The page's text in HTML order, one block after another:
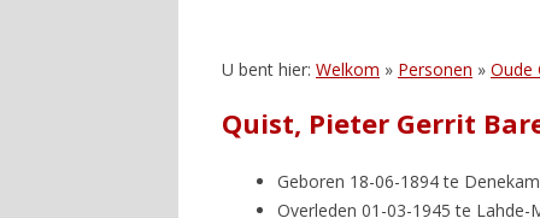
UNTO GOD’
U bent hier: Welkom » Personen » Oude
Quist, Pieter Gerrit
Geboren 18-06-1894 te
Overleden 01-03-1945 te Lahde-